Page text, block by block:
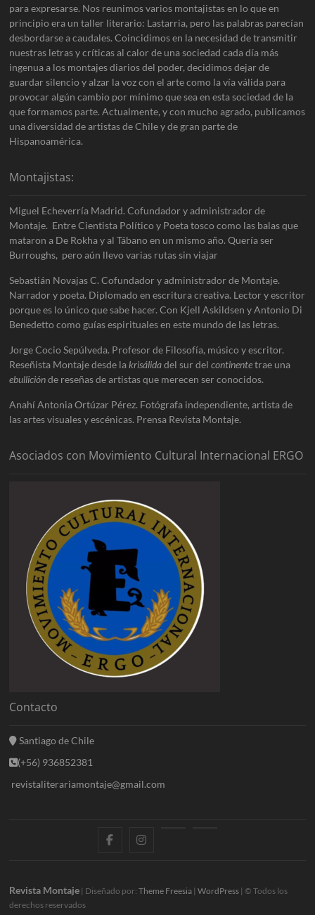
para expresarse. Nos reunimos varios montajistas en lo que en
principio era un taller literario: Lastarria, pero las palabras parecían
desbordarse a caudales. Coincidimos en la necesidad de transmitir
nuestras letras y críticas al calor de una sociedad cada día más
ingenua a los montajes diarios del poder, decidimos dejar de
guardar silencio y alzar la voz con el arte como la vía válida para
provocar algún cambio por mínimo que sea en esta sociedad de la
que formamos parte. Actualmente, y con mucho agrado, publicamos
una diversidad de artistas de Chile y de gran parte de
Hispanoamérica.
Montajistas:
Miguel Echeverría Madrid. Cofundador y administrador de
Montaje. Entre Cientista Político y Poeta tosco como las balas que
mataron a De Rokha y al Tábano en un mismo año. Quería ser
Burroughs, pero aún llevo varias rutas sin viajar
Sebastián Novajas C. Cofundador y administrador de Montaje.
Narrador y poeta. Diplomado en escritura creativa. Lector y escritor
porque es lo único que sabe hacer. Con Kjell Askildsen y Antonio Di
Benedetto como guías espirituales en este mundo de las letras.
Jorge Cocio Sepúlveda. Profesor de Filosofía, músico y escritor.
Reseñista Montaje desde lakrisálidadel sur delcontinentetrae una
ebulliciónde reseñas de artistas que merecen ser conocidos.
Anahí Antonia Ortúzar Pérez. Fotógrafa independiente, artista de
las artes visuales y escénicas. Prensa Revista Montaje.
Asociados con Movimiento Cultural Internacional ERGO
Contacto
Santiago de Chile
(+56) 936852381
revistaliterariamontaje@gmail.com
c s t o
Revista Montaje | Diseñado por:Theme Freesia |WordPress | © Todos los
derechos reservados